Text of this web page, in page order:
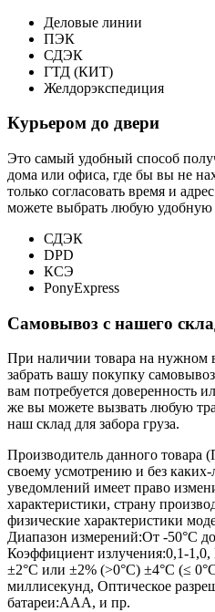
Деловые линии
ПЭК
СДЭК
ГТД (КИТ)
Желдорэкспедиция
Курьером до двери
Это самый удобный способ
дома или офиса, где бы вы не
только согласовать время и
можете выбрать любую удобную
СДЭК
DPD
КСЭ
PonyExpress
Самовывоз с нашего
При наличии товара на нужном
забрать вашу покупку
вам потребуется доверенность
же вы можете вызвать любую
наш склад для забора груза.
Производитель данного товара
своему усмотрению и без
уведомлений имеет право
характеристики, страну
физические характеристики
Диапазон измерений:От -50°С
Коэффициент излучения:0,1-1,0,
±2°С или ±2% (>0°С) ±4°С (≤
миллисекунд, Оптическое
батареи:ААА, и пр.